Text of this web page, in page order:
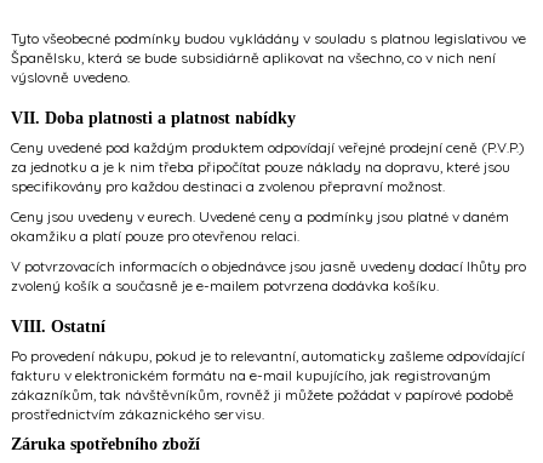
Tyto všeobecné podmínky budou vykládány v souladu s platnou legislativou ve
Španělsku, která se bude subsidiárně aplikovat na všechno, co v nich není
výslovně uvedeno.
VII. Doba platnosti a platnost nabídky
Ceny uvedené pod každým produktem odpovídají veřejné prodejní ceně (P.V.P.)
za jednotku a je k nim třeba připočítat pouze náklady na dopravu, které jsou
specifikovány pro každou destinaci a zvolenou přepravní možnost.
Ceny jsou uvedeny v eurech. Uvedené ceny a podmínky jsou platné v daném
okamžiku a platí pouze pro otevřenou relaci.
V potvrzovacích informacích o objednávce jsou jasně uvedeny dodací lhůty pro
zvolený košík a současně je e-mailem potvrzena dodávka košíku.
VIII. Ostatní
Po provedení nákupu, pokud je to relevantní, automaticky zašleme odpovídající
fakturu v elektronickém formátu na e-mail kupujícího, jak registrovaným
zákazníkům, tak návštěvníkům, rovněž ji můžete požádat v papírové podobě
prostřednictvím zákaznického servisu.
Záruka spotřebního zboží